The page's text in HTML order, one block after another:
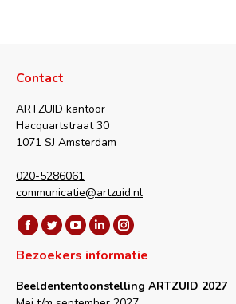
Contact
ARTZUID kantoor
Hacquartstraat 30
1071 SJ Amsterdam
020-5286061
communicatie@artzuid.nl
Vind ons op:
Facebook
page
in
Twitter
page
YouTube
page
in
Linkedin
page
Instagram
page
in
Bezoekers informatie
Beeldententoonstelling ARTZUID 2027